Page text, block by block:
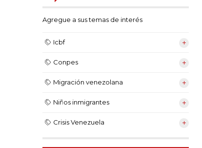
Agregue a sus temas de interés
Icbf
Conpes
Migración venezolana
Niños inmigrantes
Crisis Venezuela